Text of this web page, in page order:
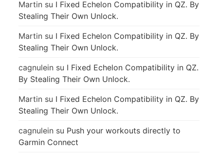
Martin su I Fixed Echelon Compatibility in QZ. By
Stealing Their Own Unlock.
Martin su I Fixed Echelon Compatibility in QZ. By
Stealing Their Own Unlock.
cagnulein su I Fixed Echelon Compatibility in QZ.
By Stealing Their Own Unlock.
Martin su I Fixed Echelon Compatibility in QZ. By
Stealing Their Own Unlock.
cagnulein su Push your workouts directly to
Garmin Connect